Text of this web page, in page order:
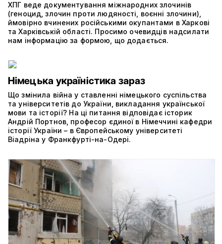
ХПГ веде документування міжнародних злочинів
(геноцид, злочин проти людяності, воєнні злочини),
ймовірно вчинених російськими окупантами в Харкові
та Харківській області. Просимо очевидців надсилати
нам інформацію за формою, що додається.
Німецька україністика зараз
Що змінила війна у ставленні німецького суспільства
та університетів до України, викладання української
мови та історії? На ці питання відповідає історик
Андрій Портнов, професор єдиної в Німеччині кафедри
історії України – в Європейському університеті
Віадріна у Франкфурті-на-Одері.